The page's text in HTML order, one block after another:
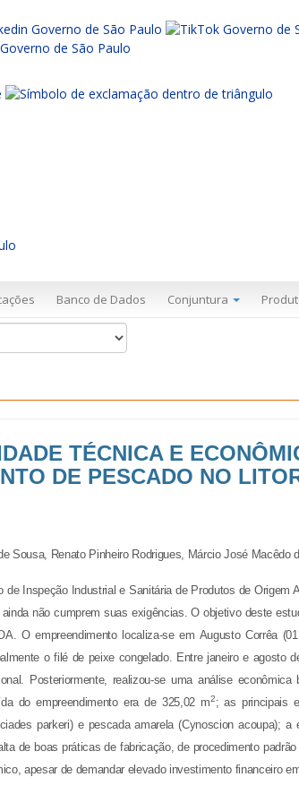
Banco de Dados Conjuntura
TÉCNICA E
DE PESCADO NO
Sousa, Renato Pinheiro Rodrigues Márcio José Macêdo
de Inspeção Industrial e Sanitária de Produtos de
não cumprem suas exigências. O objetivo deste
O empreendimento localiza-se em Augusto Corrêa
o filé de peixe congelado. Entre janeiro e
Posteriormente, realizou-se uma análise
do empreendimento era de 325,02 m2; as principais
parkeri) e pescada amarela (Cynoscion acoupa); a
de boas práticas de fabricação, de procedimento
apesar de demandar elevado investimento financeiro